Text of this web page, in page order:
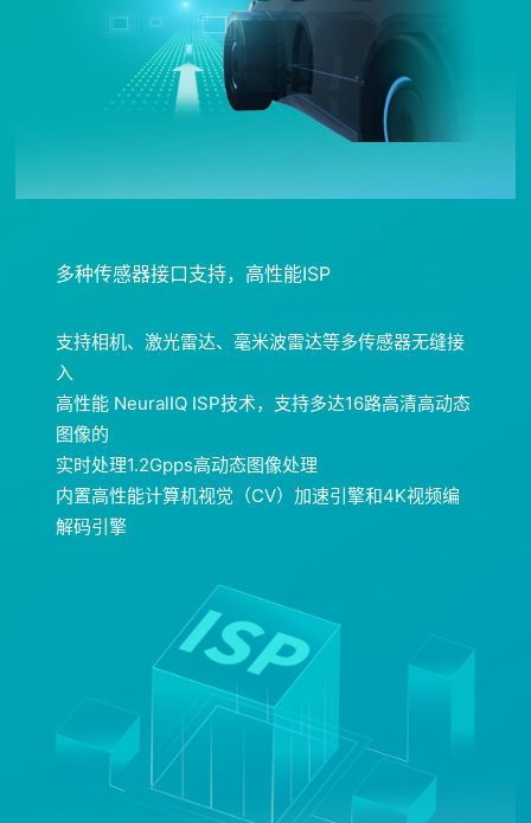
多种传感器接口支持，高性能ISP
支持相机、激光雷达、毫米波雷达等多传感器无缝接
入
高性能 NeuralIQ ISP技术，支持多达16路高清高动态
图像的
实时处理1.2Gpps高动态图像处理
内置高性能计算机视觉（CV）加速引擎和4K视频编
解码引擎